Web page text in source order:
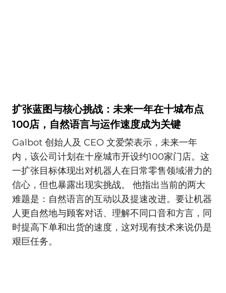
扩张蓝图与核心挑战：未来一年在十城布点
100店，自然语言与运作速度成为关键
Galbot 创始人及 CEO 文爱荣表示，未来一年
内，该公司计划在十座城市开设约100家门店。这
一扩张目标体现出对机器人在日常零售领域潜力的
信心，但也暴露出现实挑战。 他指出当前的两大
难题是：自然语言的互动以及提速改进。要让机器
人更自然地与顾客对话、理解不同口音和方言，同
时提高下单和出货的速度，这对现有技术来说仍是
艰巨任务。